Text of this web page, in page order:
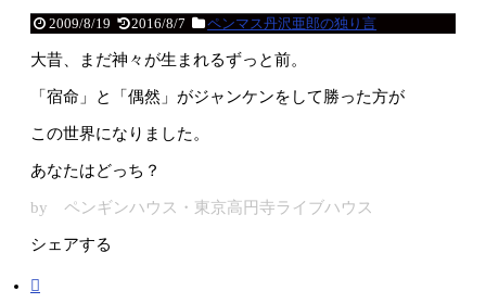
2009/8/19 2016/8/7 ペンマス丹沢亜郎の独り言
大昔、まだ神々が生まれるずっと前。
「宿命」と「偶然」がジャンケンをして勝った方が
この世界になりました。
あなたはどっち？
by ペンギンハウス・東京高円寺ライブハウス
シェアする